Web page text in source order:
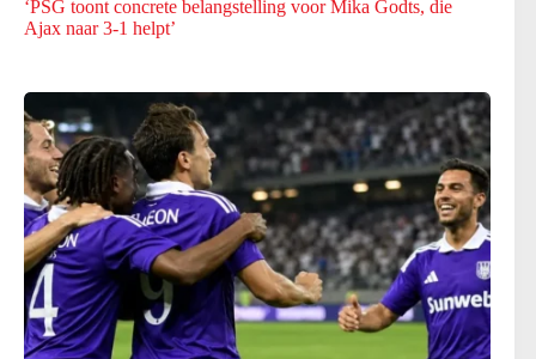
‘PSG toont concrete belangstelling voor Mika Godts, die
Ajax naar 3-1 helpt’